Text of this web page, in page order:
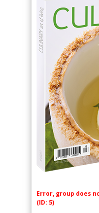
Error, group does
(ID: 5)